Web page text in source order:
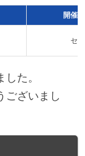
開催
セ
た。
ございまし